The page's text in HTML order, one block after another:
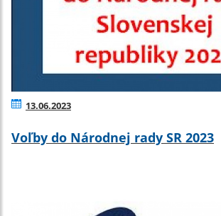
13.06.2023
Voľby do Národnej rady SR 2023